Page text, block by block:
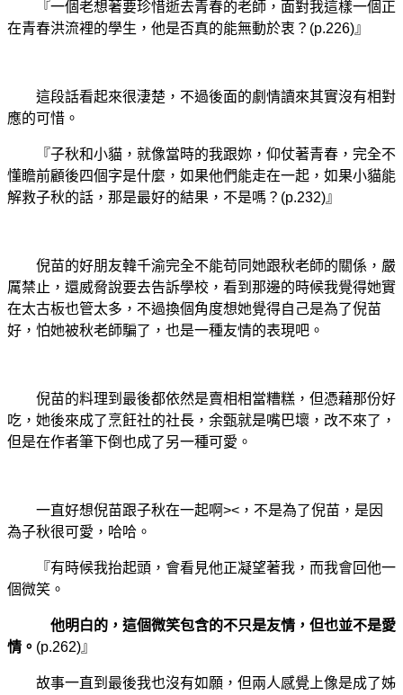
『一個老想著要珍惜逝去青春的老師，面對我這樣一個正
在青春洪流裡的學生，他是否真的能無動於衷？(p.226)』
這段話看起來很淒楚，不過後面的劇情讀來其實沒有相對
應的可惜。
『子秋和小貓，就像當時的我跟妳，仰仗著青春，完全不
懂瞻前顧後四個字是什麼，如果他們能走在一起，如果小貓能
解救子秋的話，那是最好的結果，不是嗎？(p.232)』
倪苗的好朋友韓千渝完全不能苟同她跟秋老師的關係，嚴
厲禁止，還威脅說要去告訴學校，看到那邊的時候我覺得她實
在太古板也管太多，不過換個角度想她覺得自己是為了倪苗
好，怕她被秋老師騙了，也是一種友情的表現吧。
倪苗的料理到最後都依然是賣相相當糟糕，但憑藉那份好
吃，她後來成了烹飪社的社長，余甄就是嘴巴壞，改不來了，
但是在作者筆下倒也成了另一種可愛。
一直好想倪苗跟子秋在一起啊><，不是為了倪苗，是因
為子秋很可愛，哈哈。
『有時候我抬起頭，會看見他正凝望著我，而我會回他一
個微笑。
他明白的，這個微笑包含的不只是友情，但也並不是愛
情。 (p.262)』
故事一直到最後我也沒有如願，但兩人感覺上像是成了姊